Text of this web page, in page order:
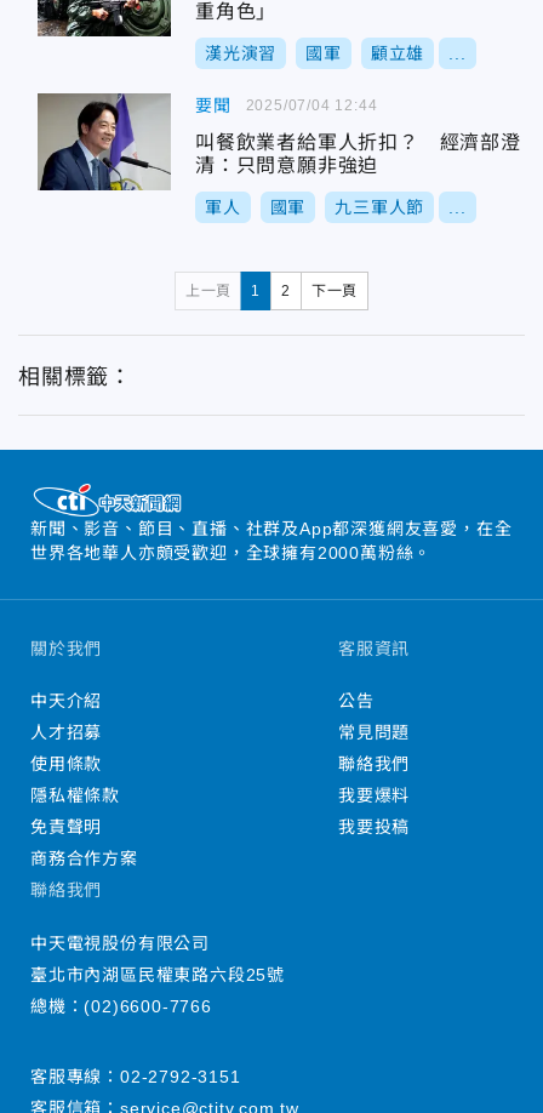
重角色」
漢光演習 國軍 顧立雄
要聞
叫餐飲業者給軍人折扣？ 經濟部澄
清：只問意願非強迫
軍人 國軍 九三軍人節
2025/07/04 12:44
上一頁 1 2 下一頁
相關標籤：
新聞、影音、節目、直播、社群及App都深獲網友喜愛，在全
世界各地華人亦頗受歡迎，全球擁有2000萬粉絲。
關於我們
中天介紹
人才招募
使用條款
隱私權條款
免責聲明
商務合作方案
客服資訊
公告
常見問題
聯絡我們
我要爆料
我要投稿
聯絡我們
中天電視股份有限公司
臺北市內湖區民權東路六段25號
總機：(02)6600-7766
客服專線： 02-2792-3151
客服信箱： service@ctitv.com.tw